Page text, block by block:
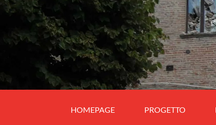
HOMEPAGE PROGETTO